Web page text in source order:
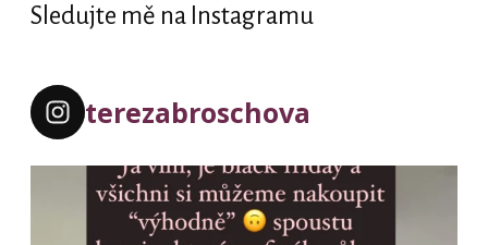
Sledujte mě na Instagramu
terezabroschova